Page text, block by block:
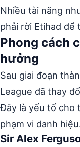
Nhiều tài năng
phải rời Etihad để
Phong cách
hưởng
Sau giai đoạn
League đã thay
Đây là yếu tố cho
phạm vi danh
Sir Alex